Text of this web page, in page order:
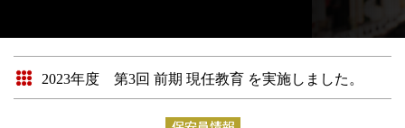
2023年度 第3回 前期 現任教育 を実施しました。